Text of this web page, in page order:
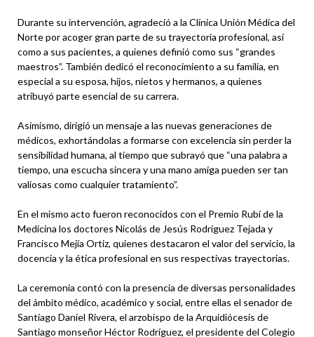
Durante su intervención, agradeció a la Clínica Unión Médica del
Norte por acoger gran parte de su trayectoria profesional, así
como a sus pacientes, a quienes definió como sus “grandes
maestros”. También dedicó el reconocimiento a su familia, en
especial a su esposa, hijos, nietos y hermanos, a quienes
atribuyó parte esencial de su carrera.
Asimismo, dirigió un mensaje a las nuevas generaciones de
médicos, exhortándolas a formarse con excelencia sin perder la
sensibilidad humana, al tiempo que subrayó que “una palabra a
tiempo, una escucha sincera y una mano amiga pueden ser tan
valiosas como cualquier tratamiento”.
En el mismo acto fueron reconocidos con el Premio Rubí de la
Medicina los doctores Nicolás de Jesús Rodríguez Tejada y
Francisco Mejía Ortiz, quienes destacaron el valor del servicio, la
docencia y la ética profesional en sus respectivas trayectorias.
La ceremonia contó con la presencia de diversas personalidades
del ámbito médico, académico y social, entre ellas el senador de
Santiago Daniel Rivera, el arzobispo de la Arquidiócesis de
Santiago monseñor Héctor Rodríguez, el presidente del Colegio